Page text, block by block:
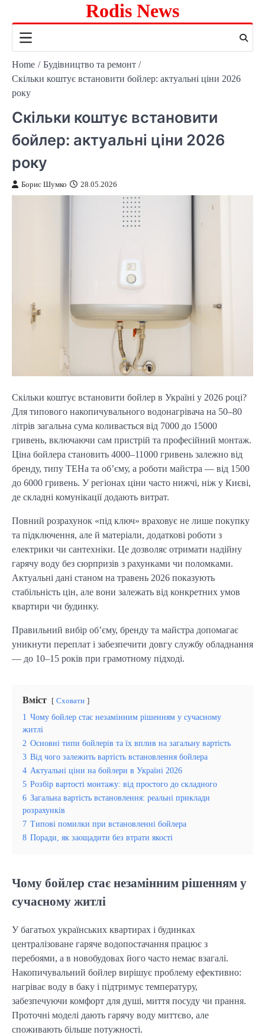
content
Rodis News
Home
Будівництво та ремонт
Скільки коштує встановити бойлер: актуальні ціни 2026
року
Скільки коштує встановити
бойлер: актуальні ціни 2026
року
Борис Шумко 28.05.2026
Скільки коштує встановити бойлер в Україні у 2026 році?
Для типового накопичувального водонагрівача на 50–80
літрів загальна сума коливається від 7000 до 15000
гривень, включаючи сам пристрій та професійний монтаж.
Ціна бойлера становить 4000–11000 гривень залежно від
бренду, типу ТЕНа та об’єму, а роботи майстра — від 1500
до 6000 гривень. У регіонах ціни часто нижчі, ніж у Києві,
де складні комунікації додають витрат.
Повний розрахунок «під ключ» враховує не лише покупку
та підключення, але й матеріали, додаткові роботи з
електрики чи сантехніки. Це дозволяє отримати надійну
гарячу воду без сюрпризів з рахунками чи поломками.
Актуальні дані станом на травень 2026 показують
стабільність цін, але вони залежать від конкретних умов
квартири чи будинку.
Правильний вибір об’єму, бренду та майстра допомагає
уникнути переплат і забезпечити довгу службу обладнання
— до 10–15 років при грамотному підході.
Вміст Сховати
1 Чому бойлер стає незамінним рішенням у сучасному
житлі
2 Основні типи бойлерів та їх вплив на загальну вартість
3 Від чого залежить вартість встановлення бойлера
4 Актуальні ціни на бойлери в Україні 2026
5 Розбір вартості монтажу: від простого до складного
6 Загальна вартість встановлення: реальні приклади
розрахунків
7 Типові помилки при встановленні бойлера
8 Поради, як заощадити без втрати якості
Чому бойлер стає незамінним рішенням у
сучасному житлі
У багатьох українських квартирах і будинках
централізоване гаряче водопостачання працює з
перебоями, а в новобудовах його часто немає взагалі.
Накопичувальний бойлер вирішує проблему ефективно:
нагріває воду в баку і підтримує температуру,
забезпечуючи комфорт для душі, миття посуду чи прання.
Проточні моделі дають гарячу воду миттєво, але
споживають більше потужності.